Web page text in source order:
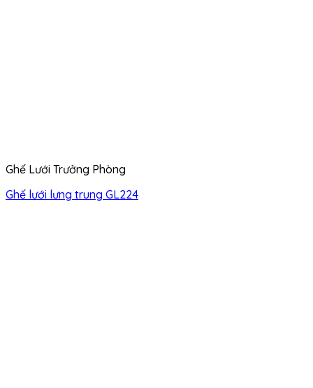
Ghế Lưới Trưởng Phòng
Ghế lưới lưng trung GL224